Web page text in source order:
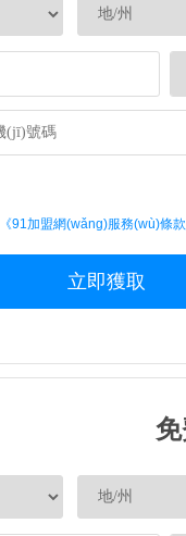
《91加盟網(wǎng)服務(wù)條
立即獲取